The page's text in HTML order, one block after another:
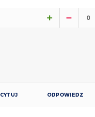
0
CYTUJ ODPOWIEDZ